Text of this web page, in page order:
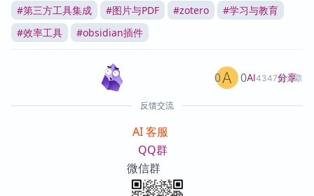
#第三方工具集成 #图片与PDF #zotero #学习与教育
#效率工具 #obsidian插件
AI4347篇文章
0 0 分享
反馈交流
AI 客服
QQ群
微信群